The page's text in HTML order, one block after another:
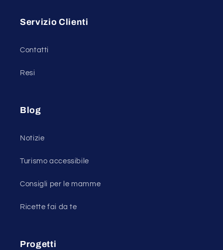
Servizio Clienti
Contatti
Resi
Blog
Notizie
Turismo accessibile
Consigli per le mamme
Ricette fai da te
Progetti